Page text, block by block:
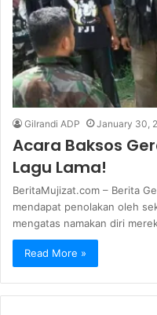
Gilrandi ADP January 30,
Acara Baksos
Lagu Lama!
BeritaMujizat.com – Berita
mendapat penolakan oleh
mengatas namakan diri
Read More »